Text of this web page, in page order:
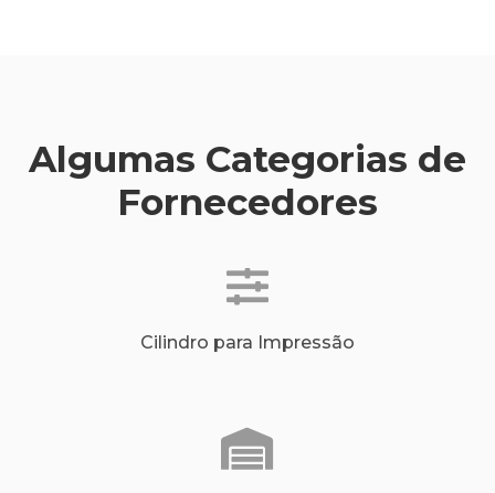
Algumas Categorias de
Fornecedores
Cilindro para Impressão